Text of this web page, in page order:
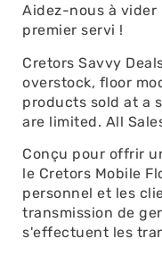
Aidez-nous à vider
premier servi !
Cretors Savvy
overstock, floor
products sold at a
are limited. All
Conçu pour offrir
le Cretors Mobile
personnel et les
transmission de
s'effectuent les